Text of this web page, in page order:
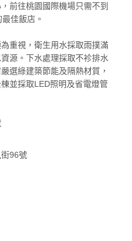
前往桃園國際機場只需不到
佳飯店。
重視，衛生用水採取雨撲滿
源。下水處理採取不袗排水
選綠建築節能及隔熱材質，
並採取LED照明及省電燈管
96號